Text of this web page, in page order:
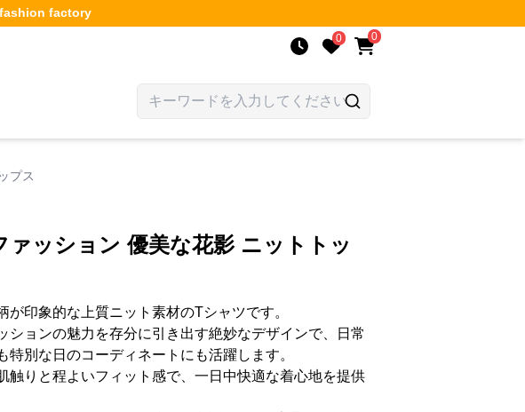
factory
0 0
プス
ァッション 優美な花影 ニットトッ
が印象的な上質ニット素材のTシャツです。
ションの魅力を存分に引き出す絶妙なデザインで、日常
特別な日のコーディネートにも活躍します。
触りと程よいフィット感で、一日中快適な着心地を提供